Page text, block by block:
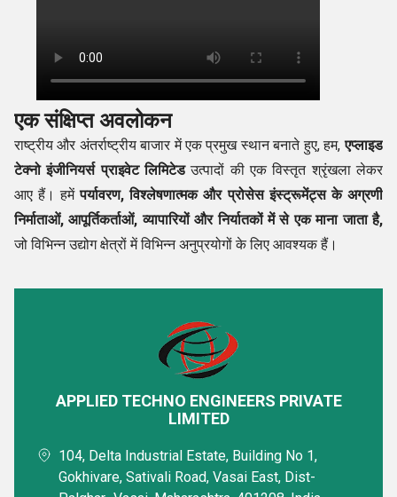
एक संक्षिप्त अवलोकन
राष्ट्रीय और अंतर्राष्ट्रीय बाजार में एक प्रमुख स्थान बनाते हुए, हम, एप्लाइड
टेक्नो इंजीनियर्स प्राइवेट लिमिटेडउत्पादों की एक विस्तृत श्रृंखला लेकर
आए हैं। हमेंपर्यावरण, विश्लेषणात्मक और प्रोसेस इंस्ट्रूमेंट्स के अग्रणी
निर्माताओं, आपूर्तिकर्ताओं, व्यापारियों और निर्यातकों में से एक माना जाता है,
जो विभिन्न उद्योग क्षेत्रों में विभिन्न अनुप्रयोगों के लिए आवश्यक हैं।
जिन उत्पादों में हम सौदा करते हैं उनमेंगैस डिटेक्टर, पोर्टेबल गैस डिटेक्टर,
अल्ट्रासोनिक लीक डिटेक्टर, फिक्स्ड गैस डिटेक्टर, गैस ट्रांसमीटर, गैस
एनालाइजर, फ्ल्यू गैस एनालाइजर, स्टैक गैस एनालाइजर, मॉइस्चर
एनालाइजर, ड्यू पॉइंट ट्रांसमीटर, डस्ट मॉनिटर, हैंड हेल्ड डस्ट मॉनिटर,
कंटीन्यूअस एमिशन मॉनिटर शामिल हैं।
हमारी कंपनी की स्थापना श्री मुन्नू लाल यादव ने की थी। यह उनकी कड़ी
APPLIED TECHNO ENGINEERS PRIVATE
LIMITED
104, Delta Industrial Estate, Building No 1,
Gokhivare, Sativali Road, Vasai East, Dist-